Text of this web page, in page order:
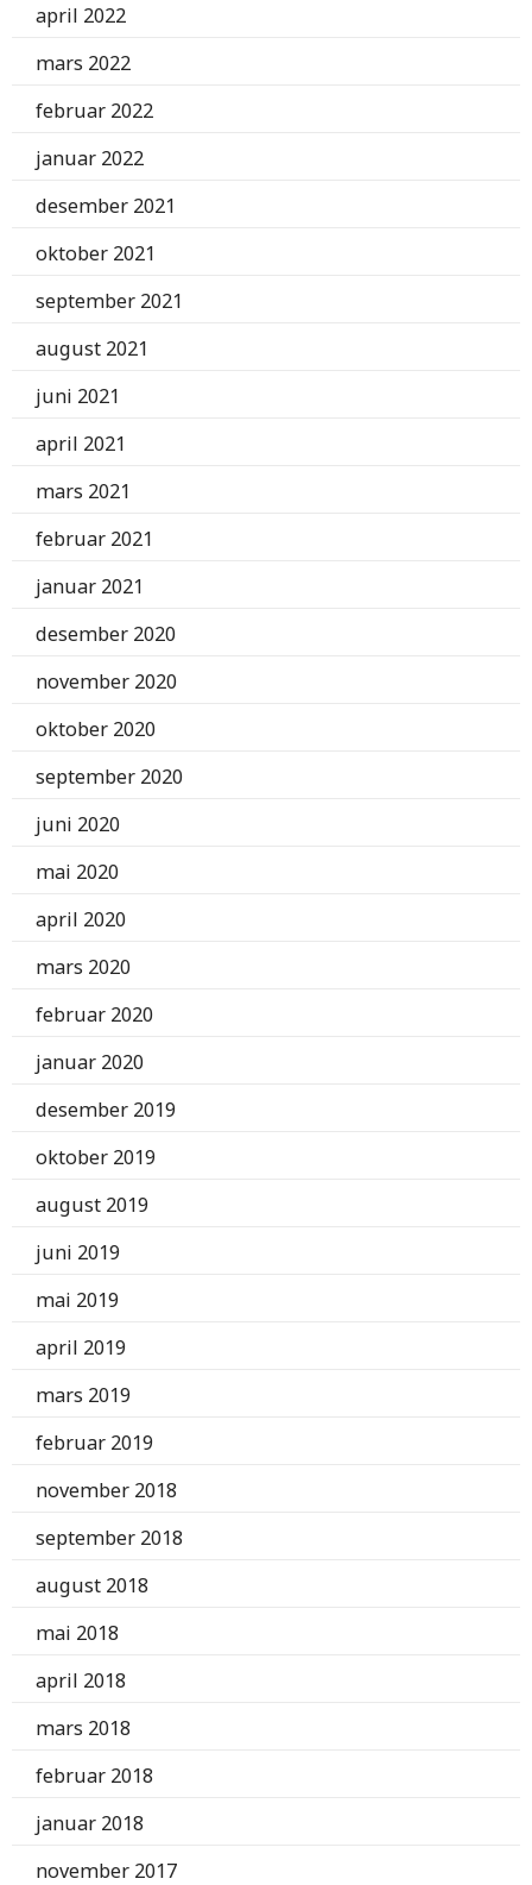
april 2022
mars 2022
februar 2022
januar 2022
desember 2021
oktober 2021
september 2021
august 2021
juni 2021
april 2021
mars 2021
februar 2021
januar 2021
desember 2020
november 2020
oktober 2020
september 2020
juni 2020
mai 2020
april 2020
mars 2020
februar 2020
januar 2020
desember 2019
oktober 2019
august 2019
juni 2019
mai 2019
april 2019
mars 2019
februar 2019
november 2018
september 2018
august 2018
mai 2018
april 2018
mars 2018
februar 2018
januar 2018
november 2017